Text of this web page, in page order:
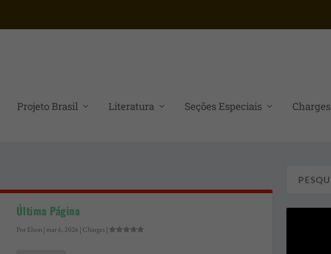
Projeto Brasil Literatura Seções Especiais Charges
Última Página
PorElson| mar 6, 2026 | Charges |